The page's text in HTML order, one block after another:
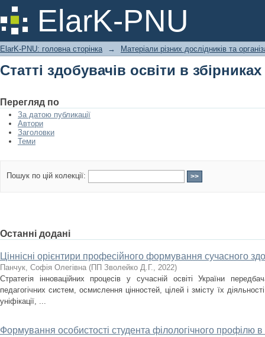
ElarK-PNU
Статті здобувачів освіти в
ElarK-PNU: головна сторінка → Матеріали різних дослідників та
Статті здобувачів освіти в
Перегляд по
За датою публикації
Автори
Заголовки
Теми
Пошук по цій колекції:
Останні додані
Ціннісні орієнтири професійного формування сучасного
Панчук, Софія Олегівна (ПП Зволейко Д.Г., 2022)
Стратегія інноваційних процесів у сучасній освіті України
педагогічних систем, осмислення цінностей, цілей і змісту їх
уніфікації, ...
Формування особистості студента філологічного профілю